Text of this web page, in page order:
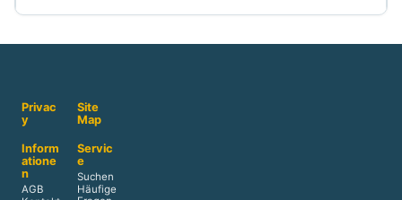
Privac
y
Site
Map
Inform
atione
n
AGB
Servic
e
Suchen
Häufige